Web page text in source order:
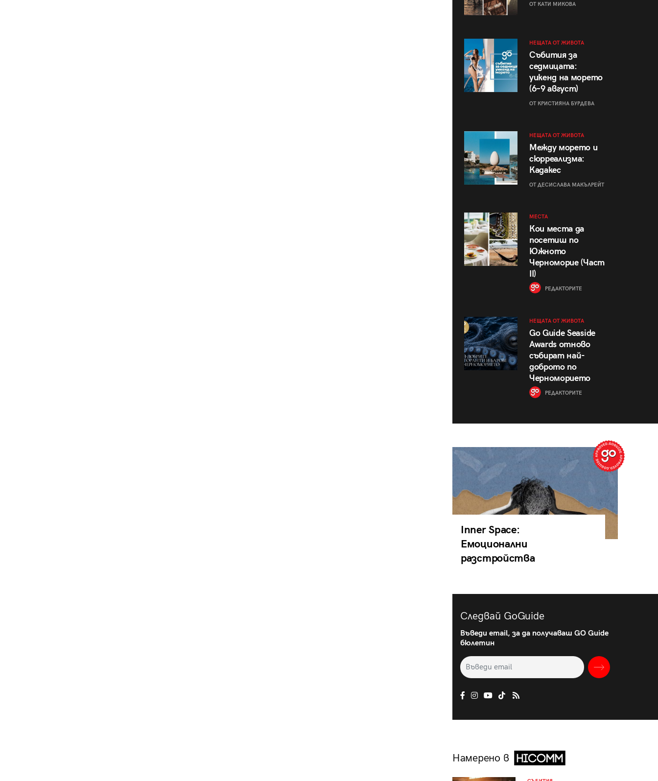
ОТ КАТИ МИКОВА
НЕЩАТА ОТ ЖИВОТА
Събития за
седмицата:
уикенд на морето
(6–9 август)
ОТ КРИСТИЯНА БУРДЕВА
НЕЩАТА ОТ ЖИВОТА
Между морето и
сюрреализма:
Кадакес
ОТ ДЕСИСЛАВА МАКЪЛРЕЙТ
МЕСТА
Кои места да
посетиш по
Южното
Черноморие (Част
II)
РЕДАКТОРИТЕ
НЕЩАТА ОТ ЖИВОТА
Go Guide Seaside
Awards отново
събират най-
доброто по
Черноморието
РЕДАКТОРИТЕ
Inner Space:
Емоционални
разстройства
Следвай GoGuide
Въведи email, за да получаваш GO Guide
бюлетин
Намерено в